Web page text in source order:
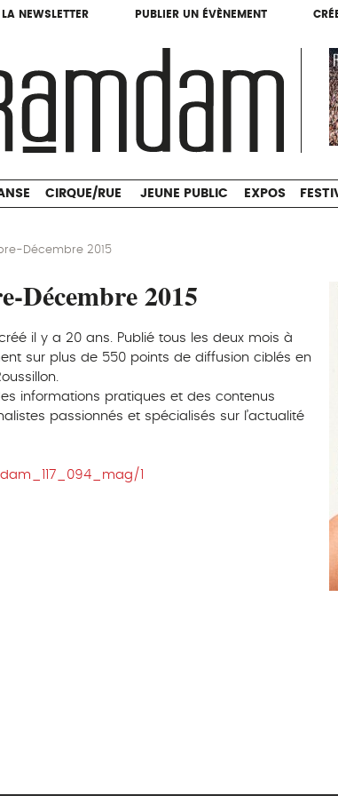
NEWSLETTER PUBLIER UN ÉVÈNEMENT
NEWSLETTER PUBLIER UN ÉVÈNEMENT
CIRQUE/RUE JEUNE PUBLIC
CIRQUE/RUE JEUNE PUBLIC EXPOS
Décembre 2015
Décembre 2015
il y a 20 ans. Publié tous les deux mois à
sur plus de 550 points de diffusion ciblés en
informations pratiques et des contenus
passionnés et spécialisés sur l’actualité
1